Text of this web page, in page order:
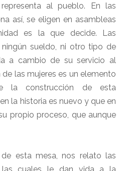
al pueblo. En las
así, se eligen en asambleas
es la que decide. Las
sueldo, ni otro tipo de
a cambio de su servicio al
las mujeres es un elemento
la construcción de esta
la historia es nuevo y que en
propio proceso, que aunque
esta mesa, nos relato las